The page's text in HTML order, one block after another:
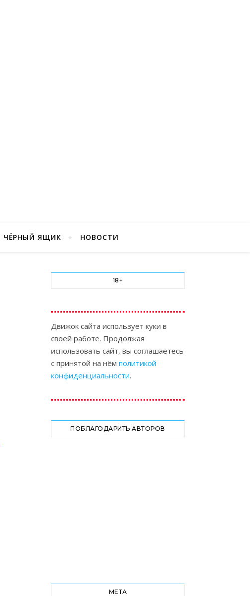
ЧЁРНЫЙ ЯЩИК НОВОСТИ
18+
Движок сайта использует куки в
своей работе. Продолжая
использовать сайт, вы соглашаетесь
с принятой на нём политикой
конфиденциальности.
ПОБЛАГОДАРИТЬ АВТОРОВ
МЕТА